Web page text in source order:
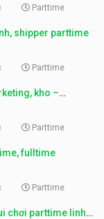
Parttime
shipper parttime
Parttime
kho –
Parttime
fulltime
Parttime
chơi parttime linh